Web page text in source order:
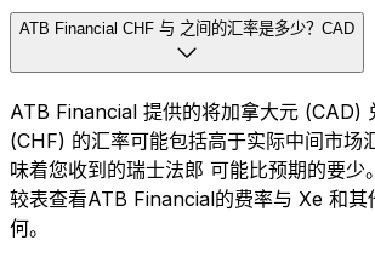
ATB Financial CHF 与 之间的汇率是多少？CAD
ATB Financial 提供的将加拿大元 (CAD)
(CHF) 的汇率可能包括高于实际中间市场
味着您收到的瑞士法郎 可能比预期的要少
较表查看ATB Financial的费率与 Xe 和其
何。